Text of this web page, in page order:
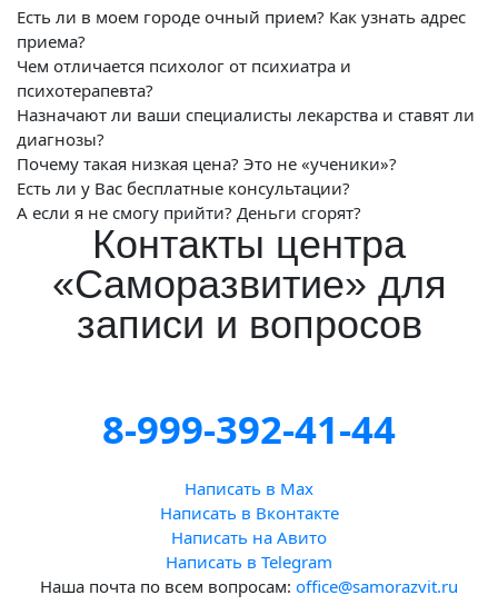
Есть ли в моем городе очный прием? Как узнать адрес
приема?
Чем отличается психолог от психиатра и
психотерапевта?
Назначают ли ваши специалисты лекарства и ставят ли
диагнозы?
Почему такая низкая цена? Это не «ученики»?
Есть ли у Вас бесплатные консультации?
А если я не смогу прийти? Деньги сгорят?
Контакты центра
«Саморазвитие» для
записи и вопросов
8-999-392-41-44
Написать в Max
Написать в Вконтакте
Написать на Авито
Написать в Telegram
Наша почта по всем вопросам: office@samorazvit.ru